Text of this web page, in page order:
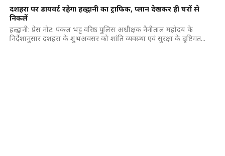
दशहरा पर डायवर्ट रहेगा हल्द्वानी का ट्राफिक, प्लान देखकर ही घरों से
निकलें
हल्द्वानी: प्रेस नोट: पंकज भट्ट वरिष्ठ पुलिस अधीक्षक नैनीताल महोदय के
निर्देशानुसार दशहरा के शुभअवसर को शांति व्यवस्था एवं सुरक्षा के दृष्टिगत...